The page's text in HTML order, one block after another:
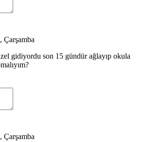
Çarşamba
gidiyordu son 15 gündür ağlayıp okula
Çarşamba